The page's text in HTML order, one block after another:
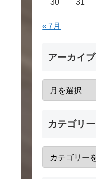
30
31
« 7月
アーカイブ
カテゴリー